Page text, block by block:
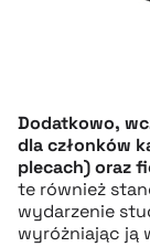
Dodatkowo,
dla członków
plecach) oraz
te również
wydarzenie
wyróżniając ją